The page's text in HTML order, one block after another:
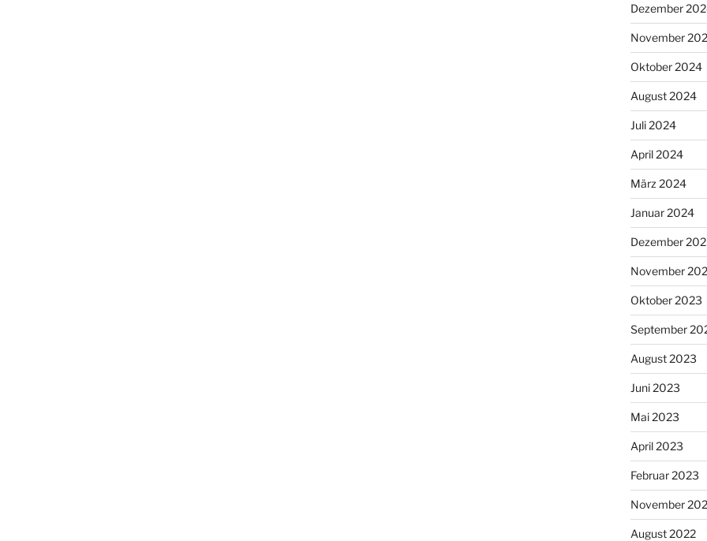
Dezember
November
Oktober 2024
August 2024
Juli 2024
April 2024
März 2024
Januar 2024
Dezember
November
Oktober 2023
September
August 2023
Juni 2023
Mai 2023
April 2023
Februar 2023
November
August 2022